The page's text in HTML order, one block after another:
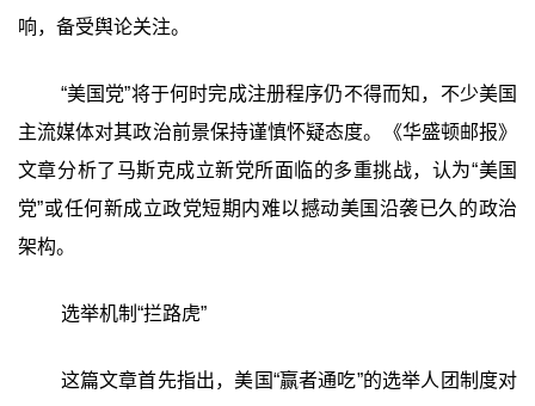
响，备受舆论关注。
“美国党”将于何时完成注册程序仍不得而知，不少美国
主流媒体对其政治前景保持谨慎怀疑态度。《华盛顿邮报》
文章分析了马斯克成立新党所面临的多重挑战，认为“美国
党”或任何新成立政党短期内难以撼动美国沿袭已久的政治
架构。
选举机制“拦路虎”
这篇文章首先指出，美国“赢者通吃”的选举人团制度对